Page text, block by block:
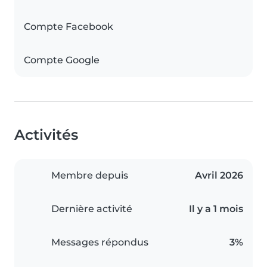
Compte Facebook
Compte Google
Activités
Membre depuis Avril 2026
Dernière activité Il y a 1 mois
Messages répondus 3%